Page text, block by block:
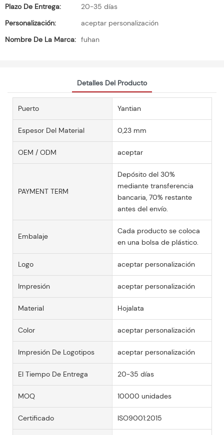
Plazo De Entrega:
20-35 días
Personalización:
aceptar personalización
Nombre De La Marca: fuhan
Detalles Del Producto
Puerto Yantian
Espesor Del Material 0,23 mm
OEM / ODM aceptar
PAYMENT TERM
Depósito del 30%
mediante transferencia
bancaria, 70% restante
antes del envío.
Embalaje
Cada producto se coloca
en una bolsa de plástico.
Logo aceptar personalización
Impresión aceptar personalización
Material Hojalata
Color aceptar personalización
Impresión De Logotipos aceptar personalización
El Tiempo De Entrega 20-35 días
MOQ 10000 unidades
Certificado ISO9001:2015